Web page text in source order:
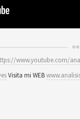
www.youtube.com/
Visita mi WEB